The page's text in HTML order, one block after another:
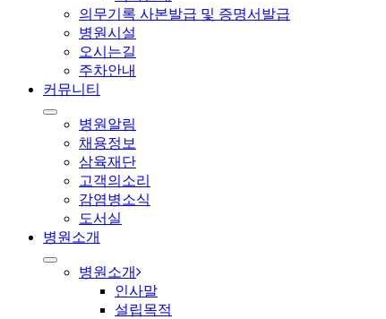
의무기록 사본발급 및 증명서발급
병원시설
오시는길
주차안내
커뮤니티
병원알림
채용정보
삼육재단
고객의소리
감염병소식
도서실
병원소개
병원소개
인사말
설립목적